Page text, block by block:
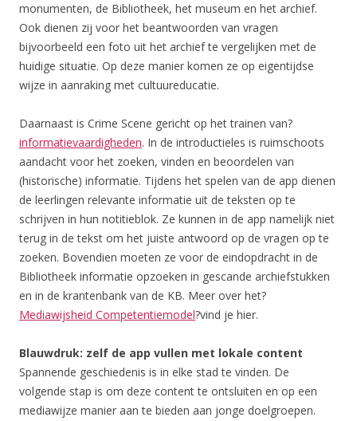
monumenten, de Bibliotheek, het museum en het archief.
Ook dienen zij voor het beantwoorden van vragen
bijvoorbeeld een foto uit het archief te vergelijken met de
huidige situatie. Op deze manier komen ze op eigentijdse
wijze in aanraking met cultuureducatie.
Daarnaast is Crime Scene gericht op het trainen van?
informatievaardigheden. In de introductieles is ruimschoots
aandacht voor het zoeken, vinden en beoordelen van
(historische) informatie. Tijdens het spelen van de app dienen
de leerlingen relevante informatie uit de teksten op te
schrijven in hun notitieblok. Ze kunnen in de app namelijk niet
terug in de tekst om het juiste antwoord op de vragen op te
zoeken. Bovendien moeten ze voor de eindopdracht in de
Bibliotheek informatie opzoeken in gescande archiefstukken
en in de krantenbank van de KB. Meer over het?
Mediawijsheid Competentiemodel?vind je hier.
Blauwdruk: zelf de app vullen met lokale content
Spannende geschiedenis is in elke stad te vinden. De
volgende stap is om deze content te ontsluiten en op een
mediawijze manier aan te bieden aan jonge doelgroepen.